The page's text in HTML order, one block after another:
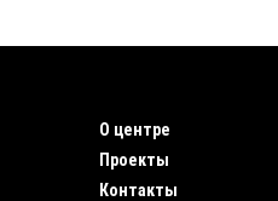
О центре
Проекты
Контакты